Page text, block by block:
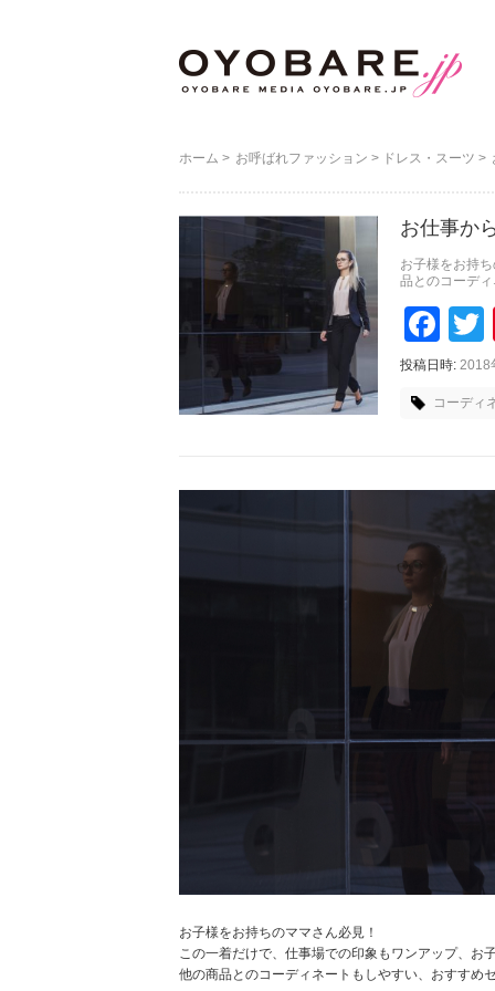
ホーム > お呼ばれファッション > ドレス・スーツ >
お仕事か
お子様をお持
品とのコーデ
投稿日時: 2018
コーディ
お子様をお持ちのママさん必見！
この一着だけで、仕事場での印象もワンアップ、
他の商品とのコーディネートもしやすい、おすすめ